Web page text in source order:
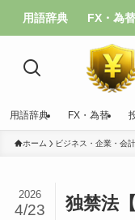
用語辞典 FX・為替
用語辞典 FX・為替
ホーム ビジネス・企業・会計
独禁法
2026
4/23